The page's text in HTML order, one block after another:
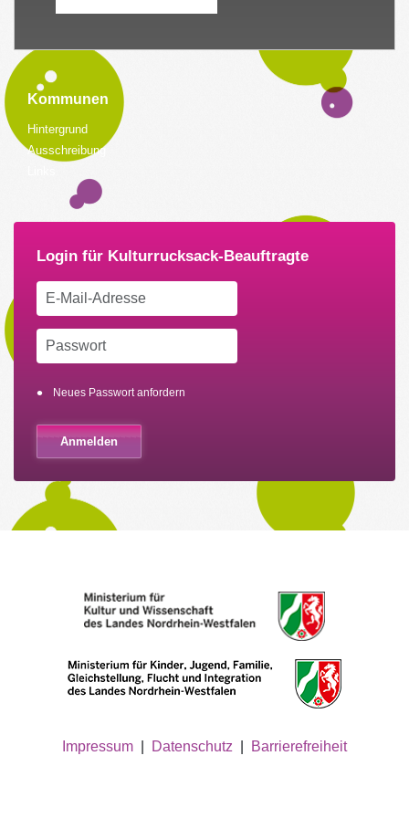
Kommunen
Hintergrund
Ausschreibung
Neues Passwort anfordern
Impressum Datenschutz Barrierefreiheit